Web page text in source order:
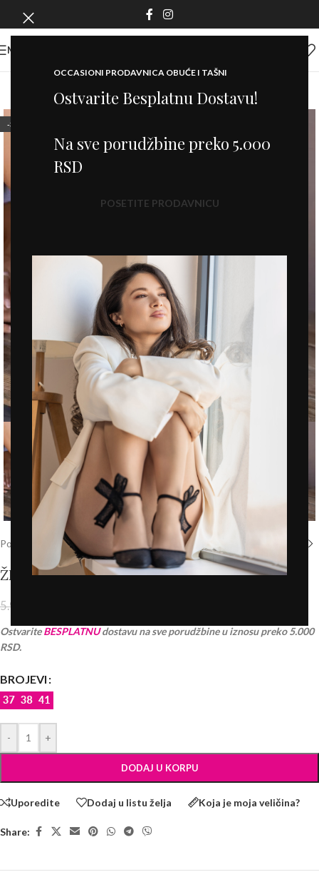
OCCASIONI PRODAVNICA OBUĆE I TAŠNI
Ostvarite Besplatnu Dostavu!
Na sve porudžbine preko 5.000
RSD
POSETITE PRODAVNICU
MENI
-30%
Click to enlarge
Početna Prodavnica
ŽENSKE KOŽNE SANDALE – LS21A2623 BEŽ
5.990,00
OstvariteBESPLATNUdostavu na sve porudžbine u iznosu preko 5.000
RSD.
BROJEVI
- +
DODAJ U KORPU
Uporedite Dodaj u listu želja Koja je moja veličina?
Share: